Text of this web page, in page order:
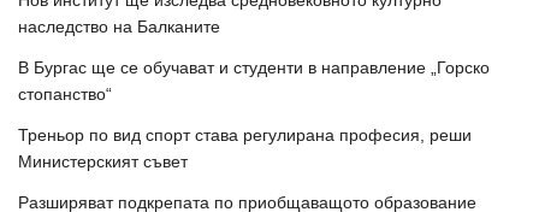
наследство на Балканите
В Бургас ще се обучават и студенти в направление „Горско
стопанство“
Треньор по вид спорт става регулирана професия, реши
Министерският съвет
Разширяват подкрепата по приобщаващото образование